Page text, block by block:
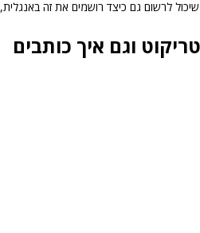
לרשום גם כיצד רושמים את זה באנגלית,
וגם איך כותבים